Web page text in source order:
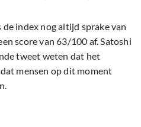
index nog altijd sprake van
score van 63/100 af. Satoshi
tweet weten dat het
mensen op dit moment